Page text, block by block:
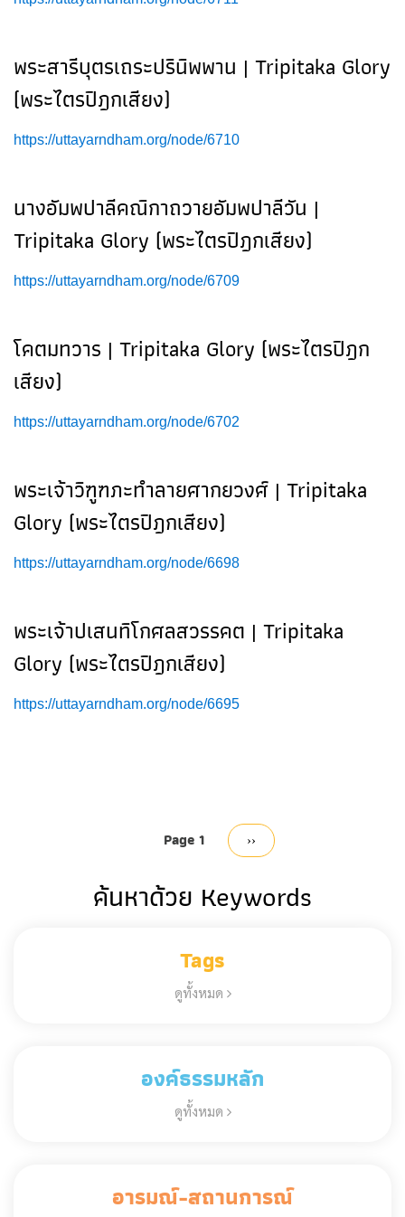
พระสารีบุตรเถระปรินิพพาน | Tripitaka Glory
(พระไตรปิฎกเสียง)
https://uttayarndham.org/node/6710
นางอัมพปาลีคณิกาถวายอัมพปาลีวัน |
Tripitaka Glory (พระไตรปิฎกเสียง)
https://uttayarndham.org/node/6709
โคตมทวาร | Tripitaka Glory (พระไตรปิฎก
เสียง)
https://uttayarndham.org/node/6702
พระเจ้าวิฑูฑภะทำลายศากยวงศ์ | Tripitaka
Glory (พระไตรปิฎกเสียง)
https://uttayarndham.org/node/6698
พระเจ้าปเสนทิโกศลสวรรคต | Tripitaka
Glory (พระไตรปิฎกเสียง)
https://uttayarndham.org/node/6695
Page 1
Next
page
››
ค้นหาด้วย Keywords
Tags
ดูทั้งหมด
องค์ธรรมหลัก
ดูทั้งหมด
อารมณ์-สถานการณ์